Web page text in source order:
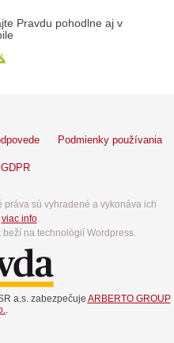
Pravdu pohodlne aj v
Podmienky používania
GDPR
práva sú vyhradené a vykonáva ich
viac info.
na technológií Wordpress.
a.s. zabezpečuje ARBERTO GROUP
.